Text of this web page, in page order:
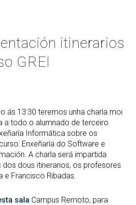
itinerarios
GREI
ás 13:30 teremos unha charla moi
a todo o alumnado de terceiro
Informática sobre os
Enxeñaría do Software e
A charla será impartida
dous itinerarios, os profesores
e Francisco Ribadas.
sala Campus Remoto, para